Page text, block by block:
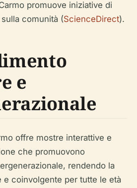
promuove iniziative di
comunità (ScienceDirect).
e
offre mostre interattive e
che promuovono
rendendo la
e coinvolgente per tutte le età